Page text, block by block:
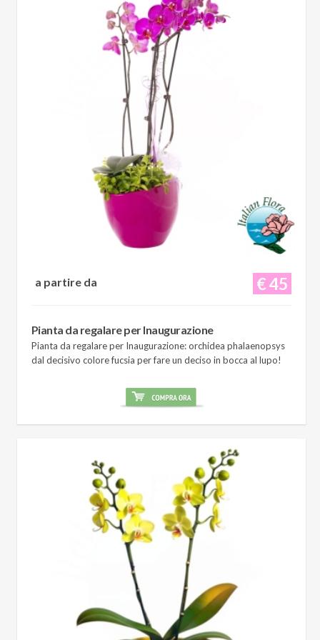
€ 45
a partire da
Pianta da regalare per Inaugurazione
Pianta da regalare per Inaugurazione: orchidea phalaenopsys
dal decisivo colore fucsia per fare un deciso in bocca al lupo!